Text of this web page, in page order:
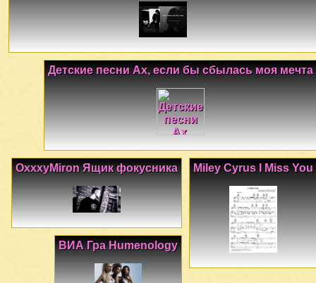
Детские песни Ах, если бы сбылась моя мечта
Miley Cyrus I Miss You
OxxxyMiron Ящик фокусника
ВИА Гра Humenology